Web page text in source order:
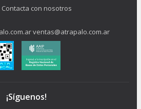
Contacta con nosotros
ventas@atrapalo.com.ar
¡Síguenos!